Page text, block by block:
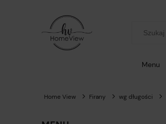
Menu
Home View Firany wg długości